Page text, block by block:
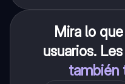
Mira lo
usuarios.
también